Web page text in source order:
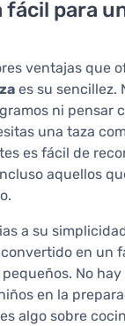
fácil para
ventajas que
es su sencillez.
ni pensar
una taza
es fácil de
aquellos
a su
en un
No
en la
algo sobre